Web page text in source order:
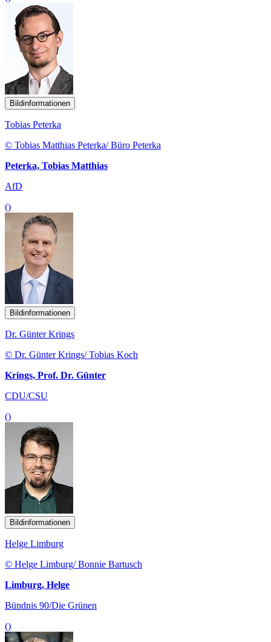
Bildinformationen
Tobias Peterka
© Tobias Matthias Peterka/ Büro Peterka
Peterka, Tobias Matthias
AfD
()
Bildinformationen
Dr. Günter Krings
© Dr. Günter Krings/ Tobias Koch
Krings, Prof. Dr. Günter
CDU/CSU
()
Bildinformationen
Helge Limburg
© Helge Limburg/ Bonnie Bartusch
Limburg, Helge
Bündnis 90/Die Grünen
()